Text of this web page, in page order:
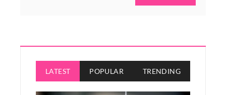
LATEST POPULAR TRENDING